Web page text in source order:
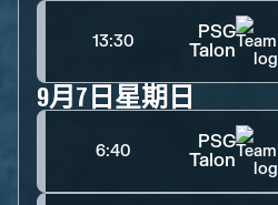
13:30
PSG
Talon
9月7日星期日
6:40
PSG
Talon